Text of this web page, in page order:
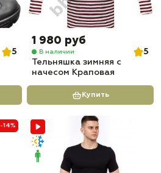
5
1 980 руб
В наличии
5
Тельняшка зимняя с
начесом Краповая
Купить
-14%